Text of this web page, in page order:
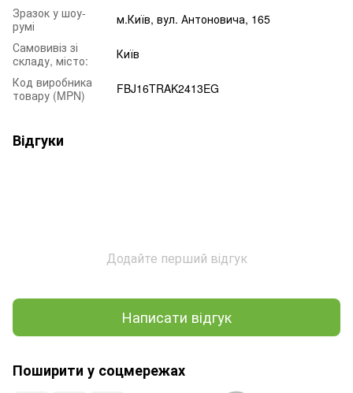
Зразок у шоу-
румі
м.Київ, вул. Антоновича, 165
Самовивіз зі
складу, місто:
Київ
Код виробника
товару (MPN)
FBJ16TRAK2413EG
Відгуки
Додайте перший відгук
Написати відгук
Поширити у соцмережах